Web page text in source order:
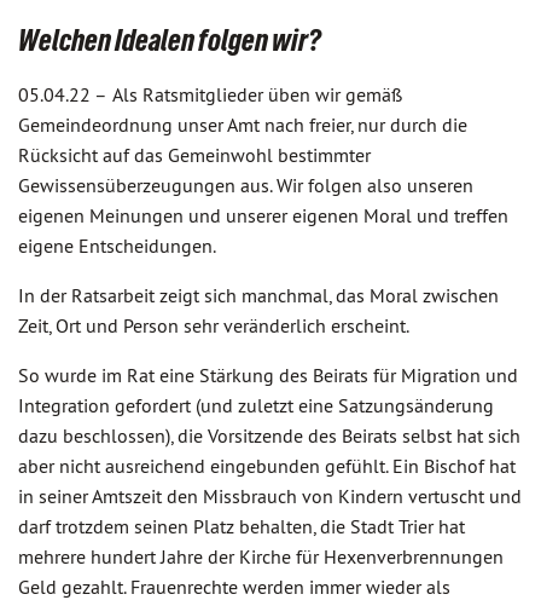
Welchen Idealen folgen wir?
05.04.22 – Als Ratsmitglieder üben wir gemäß
Gemeindeordnung unser Amt nach freier, nur durch die
Rücksicht auf das Gemeinwohl bestimmter
Gewissensüberzeugungen aus. Wir folgen also unseren
eigenen Meinungen und unserer eigenen Moral und treffen
eigene Entscheidungen.
In der Ratsarbeit zeigt sich manchmal, das Moral zwischen
Zeit, Ort und Person sehr veränderlich erscheint.
So wurde im Rat eine Stärkung des Beirats für Migration und
Integration gefordert (und zuletzt eine Satzungsänderung
dazu beschlossen), die Vorsitzende des Beirats selbst hat sich
aber nicht ausreichend eingebunden gefühlt. Ein Bischof hat
in seiner Amtszeit den Missbrauch von Kindern vertuscht und
darf trotzdem seinen Platz behalten, die Stadt Trier hat
mehrere hundert Jahre der Kirche für Hexenverbrennungen
Geld gezahlt. Frauenrechte werden immer wieder als